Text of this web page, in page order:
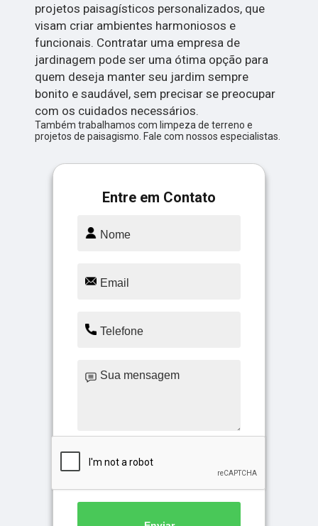
projetos paisagísticos personalizados, que
visam criar ambientes harmoniosos e
funcionais. Contratar uma empresa de
jardinagem pode ser uma ótima opção para
quem deseja manter seu jardim sempre
bonito e saudável, sem precisar se preocupar
com os cuidados necessários.
Também trabalhamos com limpeza de terreno e
projetos de paisagismo. Fale com nossos especialistas.
Entre em Contato